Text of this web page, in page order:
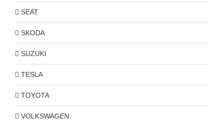
SEAT
SKODA
SUZUKI
TESLA
TOYOTA
VOLKSWAGEN